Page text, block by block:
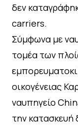
δεν
carriers.
Σύμφωνα με
τομέα των
οικογένειας
ναυπηγείο
την